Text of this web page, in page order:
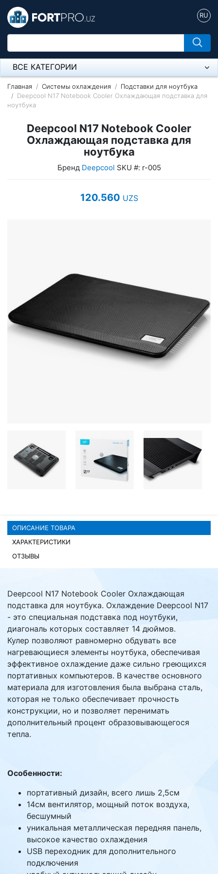
RU
ВСЕ КАТЕГОРИИ
Микрофон
Напольные розетки
Оборудование Mikrotik
Пылесос
Мышки и Клавиатуры
Наушники
Сетевое оборудование
Системы охлаждения
Комплектующие ПК
Главная Системы охлаждения
Подставки для ноутбука
Deepcool N17 Notebook Cooler Охлаждающая подставка для
ноутбука
Deepcool N17 Notebook Cooler
Охлаждающая подставка для
ноутбука
Бренд Deepcool SKU #: r-005
120.560 UZS
ОПИСАНИЕ ТОВАРА
ХАРАКТЕРИСТИКИ
ОТЗЫВЫ
Deepcool N17 Notebook Cooler Охлаждающая
подставка для ноутбука. Охлаждение Deepcool N17
- это специальная подставка под ноутбуки,
диагональ которых составляет 14 дюймов.
Кулер позволяют равномерно обдувать все
нагревающиеся элементы ноутбука, обеспечивая
эффективное охлаждение даже сильно греющихся
портативных компьютеров. В качестве основного
материала для изготовления была выбрана сталь,
которая не только обеспечивает прочность
конструкции, но и позволяет перенимать
дополнительный процент образовывающегося
тепла.
Особенности:
портативный дизайн, всего лишь 2,5см
14см вентилятор, мощный поток воздуха,
бесшумный
уникальная металлическая передняя панель,
высокое качество охлаждения
USB переходник для дополнительного
подключения